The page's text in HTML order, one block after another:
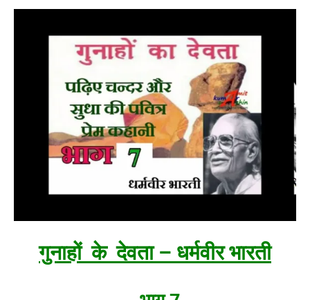
गुनाहों के देवता – धर्मवीर भारती